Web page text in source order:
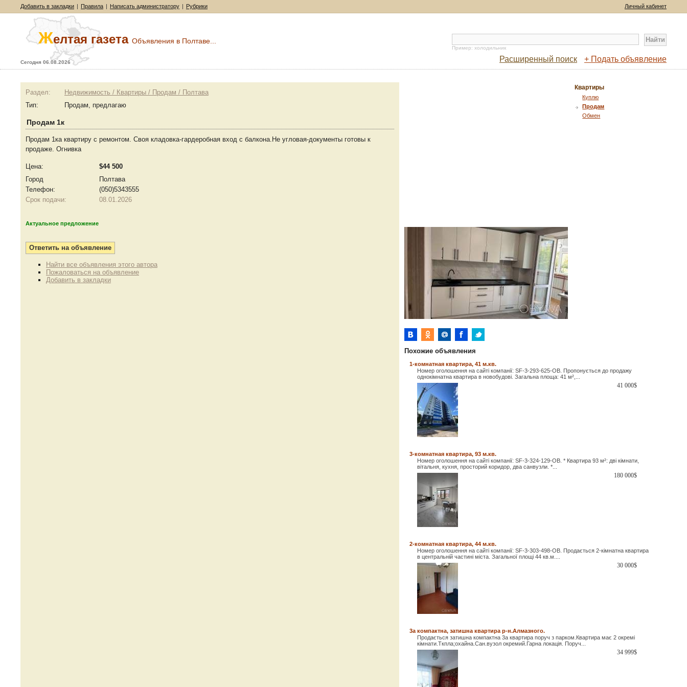
Добавить в закладки | Правила | Написать администратору | Рубрики Личный кабинет
Желтая газета Объявления в Полтаве...
Сегодня 06.08.2026
Пример: холодильник
Расширенный поиск + Подать объявление
Раздел:
Недвижимость / Квартиры / Продам / Полтава
Тип:
Продам, предлагаю
Продам 1к
Продам 1ка квартиру с ремонтом. Своя кладовка-гардеробная вход с балкона.Не угловая-документы готовы к
продаже. Огнивка
Цена:
$44 500
Город
Полтава
Телефон:
(050)5343555
Срок подачи:
08.01.2026
Актуальное предложение
Найти все объявления этого автора
Пожаловаться на объявление
Добавить в закладки
Квартиры
Куплю
Продам
Обмен
Похожие объявления
1-комнатная квартира, 41 м.кв.
Номер оголошення на сайті компанії: SF-3-293-625-OB. Пропонується до продажу
однокімнатна квартира в новобудові. Загальна площа: 41 м²,...
$
41 000
3-комнатная квартира, 93 м.кв.
Номер оголошення на сайті компанії: SF-3-324-129-OB. * Квартира 93 м²: дві кімнати,
вітальня, кухня, просторий коридор, два санвузли. *...
$
180 000
2-комнатная квартира, 44 м.кв.
Номер оголошення на сайті компанії: SF-3-303-498-OB. Продається 2-кімнатна квартира
в центральній частині міста. Загальної площі 44 кв.м....
$
30 000
3а компактна, затишна квартира р-н.Алмазного.
Продається затишна компактна 3а квартира поруч з парком.Квартира має 2 окремі
кімнати.Ткпла;охайна.Сан.вузол окремий.Гарна локація. Поруч...
$
34 999